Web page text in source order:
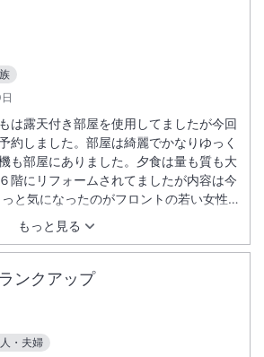
もっと見る
は露天付き部屋を使用してましたが今回
約しました。部屋は綺麗でかなりゆっく
も部屋にありました。夕食は量も質も大
階にリフォームされてましたが内容は今
と気になったのがフロントの若い女性の
は横を向いて不愛想にあいさつ。部屋の
歩きで行ってしまうしやる気全くなし。
ても良かっただけに残念です。
ンクアップ
・夫婦